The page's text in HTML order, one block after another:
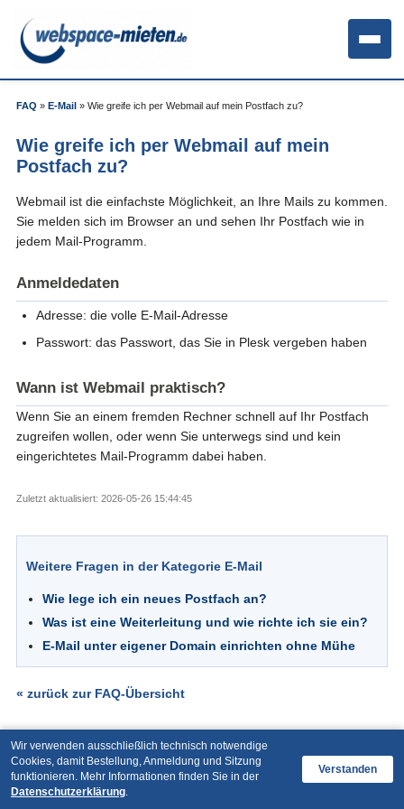
FAQ » E-Mail » Wie greife ich per Webmail auf mein Postfach zu?
Wie greife ich per Webmail auf mein
Postfach zu?
Webmail ist die einfachste Möglichkeit, an Ihre Mails zu kommen.
Sie melden sich im Browser an und sehen Ihr Postfach wie in
jedem Mail-Programm.
Anmeldedaten
Adresse: die volle E-Mail-Adresse
Passwort: das Passwort, das Sie in Plesk vergeben haben
Wann ist Webmail praktisch?
Wenn Sie an einem fremden Rechner schnell auf Ihr Postfach
zugreifen wollen, oder wenn Sie unterwegs sind und kein
eingerichtetes Mail-Programm dabei haben.
Zuletzt aktualisiert: 2026-05-26 15:44:45
Weitere Fragen in der Kategorie E-Mail
Wie lege ich ein neues Postfach an?
Was ist eine Weiterleitung und wie richte ich sie ein?
E-Mail unter eigener Domain einrichten ohne Mühe
« zurück zur FAQ-Übersicht
Wir verwenden ausschließlich technisch notwendige
Cookies, damit Bestellung, Anmeldung und Sitzung
funktionieren. Mehr Informationen finden Sie in der
Datenschutzerklärung.
Verstanden